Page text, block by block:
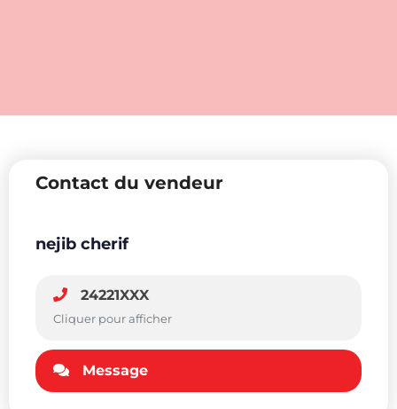
Contact du vendeur
nejib cherif
24221XXX
Cliquer pour afficher
Message